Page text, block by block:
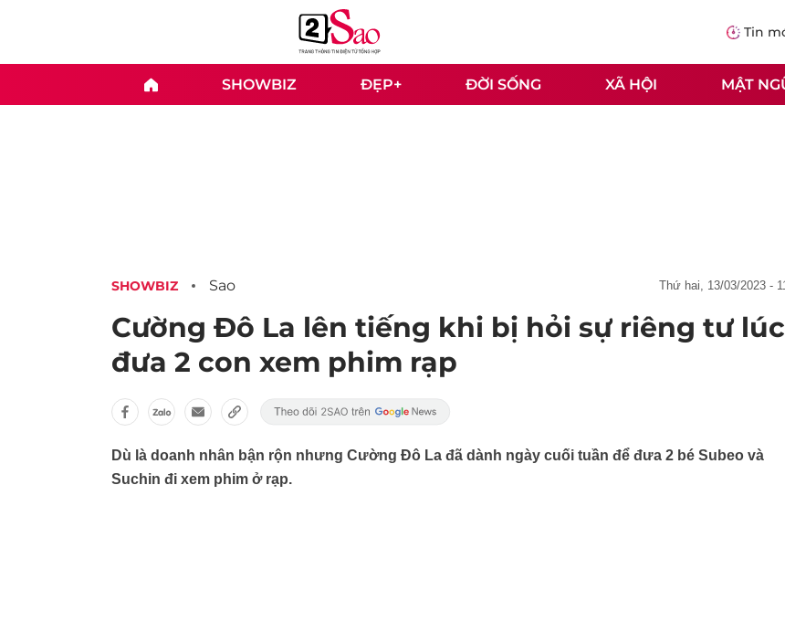
Tin
SHOWBIZ ĐẸP+ ĐỜI SỐNG XÃ HỘI MẬT
SHOWBIZ Sao thứ hai, 13/03/2023 -
Cường Đô La lên tiếng khi bị hỏi sự riêng tư lúc
đưa 2 con xem phim rạp
Dù là doanh nhân bận rộn nhưng Cường Đô La đã dành ngày cuối tuần để đưa 2 bé Subeo và
Suchin đi xem phim ở rạp.